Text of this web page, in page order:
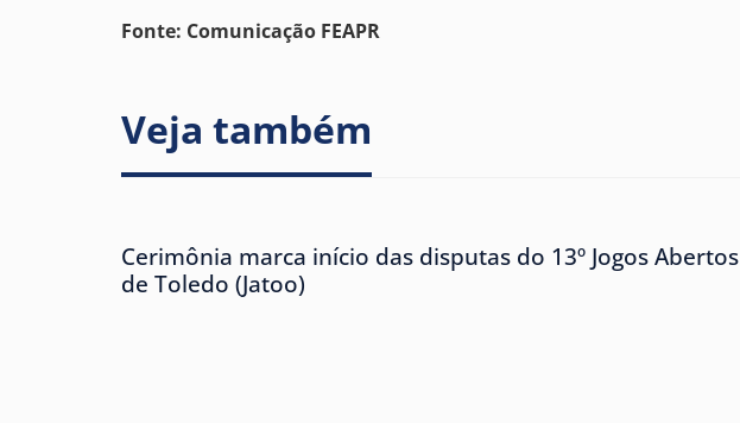
Fonte: Comunicação FEAPR
Veja também
Cerimônia marca início das disputas do 13º Jogos Abertos
de Toledo (Jatoo)